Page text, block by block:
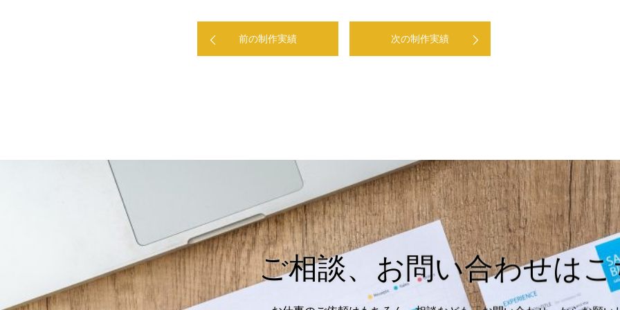
前の制作実績 次の制作実績
ご相談、お問い合わせは